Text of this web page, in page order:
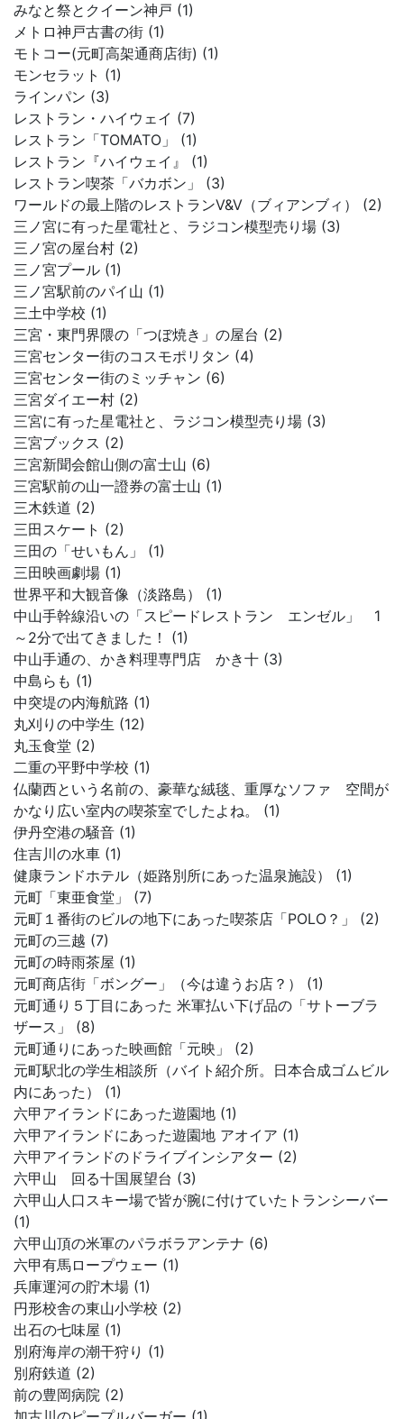
みなと祭とクイーン神戸 (1)
メトロ神戸古書の街 (1)
モトコー(元町高架通商店街) (1)
モンセラット (1)
ラインパン (3)
レストラン・ハイウェイ (7)
レストラン「TOMATO」 (1)
レストラン『ハイウェイ』 (1)
レストラン喫茶「バカボン」 (3)
ワールドの最上階のレストランV&V（ブィアンブィ） (2)
三ノ宮に有った星電社と、ラジコン模型売り場 (3)
三ノ宮の屋台村 (2)
三ノ宮プール (1)
三ノ宮駅前のパイ山 (1)
三土中学校 (1)
三宮・東門界隈の「つぼ焼き」の屋台 (2)
三宮センター街のコスモポリタン (4)
三宮センター街のミッチャン (6)
三宮ダイエー村 (2)
三宮に有った星電社と、ラジコン模型売り場 (3)
三宮ブックス (2)
三宮新聞会館山側の富士山 (6)
三宮駅前の山一證券の富士山 (1)
三木鉄道 (2)
三田スケート (2)
三田の「せいもん」 (1)
三田映画劇場 (1)
世界平和大観音像（淡路島） (1)
中山手幹線沿いの「スピードレストラン エンゼル」 1
～2分で出てきました！ (1)
中山手通の、かき料理専門店 かき十 (3)
中島らも (1)
中突堤の内海航路 (1)
丸刈りの中学生 (12)
丸玉食堂 (2)
二重の平野中学校 (1)
仏蘭西という名前の、豪華な絨毯、重厚なソファ 空間が
かなり広い室内の喫茶室でしたよね。 (1)
伊丹空港の騒音 (1)
住吉川の水車 (1)
健康ランドホテル（姫路別所にあった温泉施設） (1)
元町「東亜食堂」 (7)
元町１番街のビルの地下にあった喫茶店「POLO？」 (2)
元町の三越 (7)
元町の時雨茶屋 (1)
元町商店街「ボングー」（今は違うお店？） (1)
元町通り５丁目にあった 米軍払い下げ品の「サトーブラ
ザース」 (8)
元町通りにあった映画館「元映」 (2)
元町駅北の学生相談所（バイト紹介所。日本合成ゴムビル
内にあった） (1)
六甲アイランドにあった遊園地 (1)
六甲アイランドにあった遊園地 アオイア (1)
六甲アイランドのドライブインシアター (2)
六甲山 回る十国展望台 (3)
六甲山人口スキー場で皆が腕に付けていたトランシーバー
(1)
六甲山頂の米軍のパラボラアンテナ (6)
六甲有馬ロープウェー (1)
兵庫運河の貯木場 (1)
円形校舎の東山小学校 (2)
出石の七味屋 (1)
別府海岸の潮干狩り (1)
別府鉄道 (2)
前の豊岡病院 (2)